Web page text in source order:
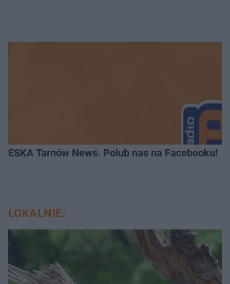
ESKA Tarnów News. Polub nas na Facebooku!
LOKALNIE: